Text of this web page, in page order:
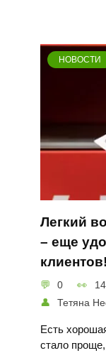
НОВОСТИ
Легкий
– еще
клиентов!
0
Тетяна
Есть
стало